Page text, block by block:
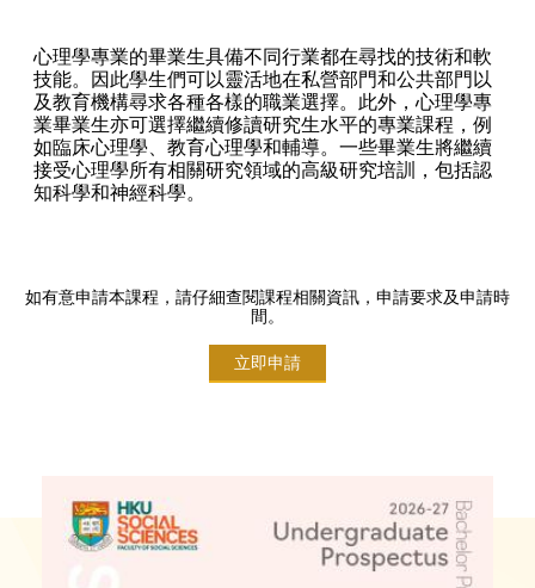
心理學專業的畢業生具備不同行業都在尋找的技術和軟
技能。因此學生們可以靈活地在私營部門和公共部門以
及教育機構尋求各種各樣的職業選擇。此外，心理學專
業畢業生亦可選擇繼續修讀研究生水平的專業課程，例
如臨床心理學、教育心理學和輔導。一些畢業生將繼續
接受心理學所有相關研究領域的高級研究培訓，包括認
知科學和神經科學。
如有意申請本課程，請仔細查閱課程相關資訊，申請要求及申請時
間。
立即申請